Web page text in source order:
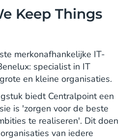
Keep Things
merkonafhankelijke IT-
specialist in IT
en kleine organisaties.
biedt Centralpoint een
is 'zorgen voor de beste
te realiseren'. Dit doen
van iedere